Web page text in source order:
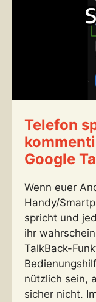
Telefon
Google
Wenn euer
Handy/
spricht und
ihr
TalkBack-
nützlich sein,
sicher nicht.